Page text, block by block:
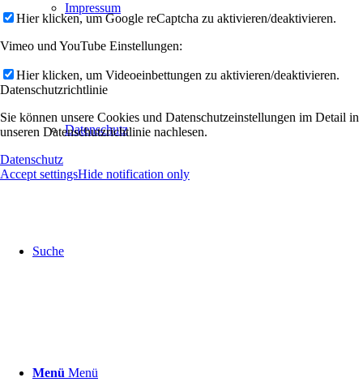
Impressum
Datenschutz
Suche
Menü Menü
Hier klicken, um Google reCaptcha zu aktivieren/deaktivieren.
Vimeo und YouTube Einstellungen:
Hier klicken, um Videoeinbettungen zu aktivieren/deaktivieren.
Datenschutzrichtlinie
Sie können unsere Cookies und Datenschutzeinstellungen im Detail in
unseren Datenschutzrichtlinie nachlesen.
Datenschutz
Accept settingsHide notification only